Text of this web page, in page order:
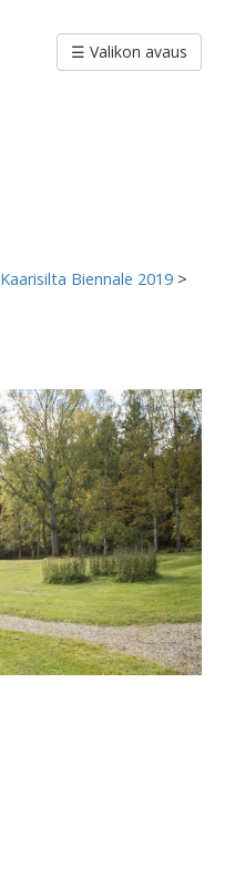
☰ Valikon avaus
Kaarisilta Biennale 2019 >